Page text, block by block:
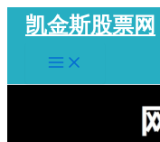
容
凯金斯股票网
Main
Menu